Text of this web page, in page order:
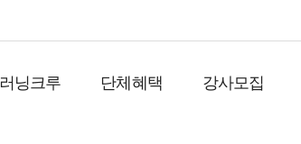
러닝크루 단체혜택 강사모집